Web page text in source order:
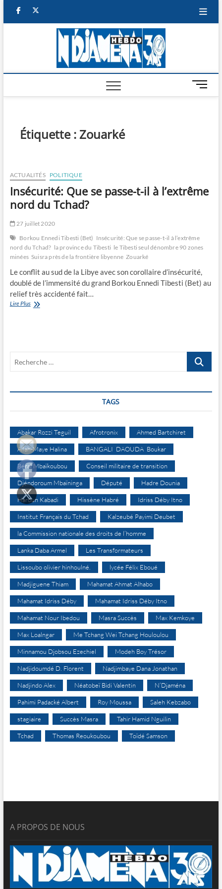
facebook
M
e
Étiquette : Zouarké
ACTUALITÉS POLITIQUE
Insécurité: Que se passe-t-il à l’extrême
nord du Tchad?
27 juillet 2020
Borkou Ennedi Tibesti (Bet) Insécurité: Que se passe-t-il à l’extrême
nord du Tchad? la province du Tibesti le Tibesti seul dénombre 90 zones
minées Suisra près de la frontière libyenne Zouarké
Le conflit au sud de la Libye avec son corollaire d’insécurité,
doublé de l’immensité du grand Borkou Ennedi Tibesti (Bet) au
relief très accidenté fait…
Lire PlusInsécurité:
l’extrême
Tchad?
Recherche
TAGS
Abakar Rozzi Teguil Afrotronix Ahmed Bartchiret
Allah-Maye Halina BANGALI DAOUDA Boukar
Béral Mbaïkoubou Conseil militaire de transition
Djéndoroum Mbaïninga Député Hadre Dounia
Haroun Kabadi Hissène Habré Idriss Déby Itno
Institut Français du Tchad Kalzeubé Payimi Deubet
la Commission nationale des droits de l’homme
Lanka Daba Armel Les Transformateurs
Lissoubo olivier hinhoulné. lycée Félix Eboué
Madjiguene Thiam Mahamat Ahmat Alhabo
Mahamat Idriss Déby Mahamat Idriss Déby Itno
Mahamat Nour Ibedou Masra Succès Max Kemkoye
Max Loalngar Me Tchang Wei Tchang Houloulou
Minnamou Djobsou Ezechiel Modeh Boy Trésor
Nadjidoumdé D. Florent Nadjimbaye Dana Jonathan
Nadjindo Alex Néatobeï Bidi Valentin N’Djaména
Pahimi Padacké Albert Roy Moussa Saleh Kebzabo
stagiaire Succès Masra Tahir Hamid Nguilin
Tchad Thomas Reoukoubou Toïdé Samson
A PROPOS DE NOUS